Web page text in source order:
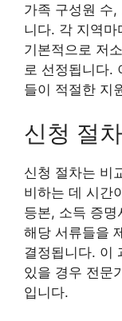
가족 구성원 수,
니다. 각 지역
기본적으로 저
로 선정됩니다.
들이 적절한 지
신청 절
신청 절차는 비
비하는 데 시간
등본, 소득 증
해당 서류들을
결정됩니다. 이
있을 경우 전문
입니다.